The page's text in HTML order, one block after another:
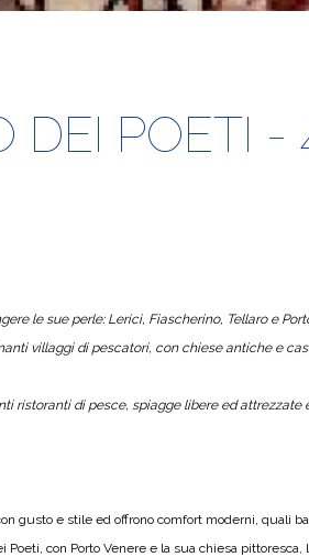
DEI POETI -
le sue perle: Lerici, Fiascherino, Tellaro e
villaggi di pescatori, con chiese antiche e
ristoranti di pesce, spiagge libere ed attrezzate
gusto e stile ed offrono comfort moderni, quali
con Porto Venere e la sua chiesa pittoresca,